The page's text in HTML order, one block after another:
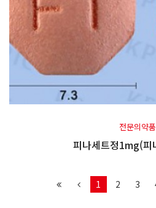
전문의약품
피나세트정1mg(피
1 2 3